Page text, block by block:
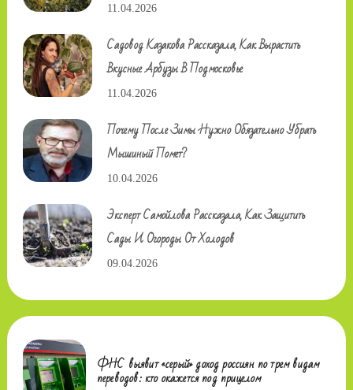
11.04.2026
Садовод Казакова Рассказала, Как Вырастить
Вкусные Арбузы В Подмосковье
11.04.2026
Почему После Зимы Нужно Обязательно Убрать
Мышиный Помет?
10.04.2026
Эксперт Самойлова Рассказала, Как Защитить
Сады И Огороды От Холодов
09.04.2026
ФНС выявит «серый» доход россиян по трем видам
переводов: кто окажется под прицелом